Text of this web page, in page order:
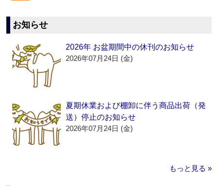
お知らせ
2026年 お盆期間中の休刊のお知らせ
2026年07月24日 (金)
夏期休業および棚卸に伴う商品出荷（発
送）停止のお知らせ
2026年07月24日 (金)
もっと見る »